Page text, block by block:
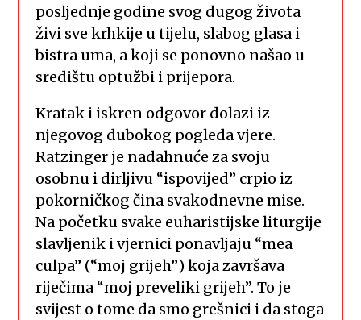
posljednje godine svog dugog života
živi sve krhkije u tijelu, slabog glasa i
bistra uma, a koji se ponovno našao u
središtu optužbi i prijepora.
Kratak i iskren odgovor dolazi iz
njegovog dubokog pogleda vjere.
Ratzinger je nadahnuće za svoju
osobnu i dirljivu “ispovijed” crpio iz
pokorničkog čina svakodnevne mise.
Na početku svake euharistijske liturgije
slavljenik i vjernici ponavljaju “mea
culpa” (“moj grijeh”) koja završava
riječima “moj preveliki grijeh”. To je
svijest o tome da smo grešnici i da stoga